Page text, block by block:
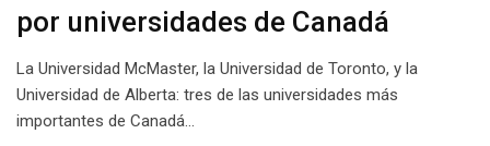
por universidades de Canadá
La Universidad McMaster, la Universidad de Toronto, y la
Universidad de Alberta: tres de las universidades más
importantes de Canadá…